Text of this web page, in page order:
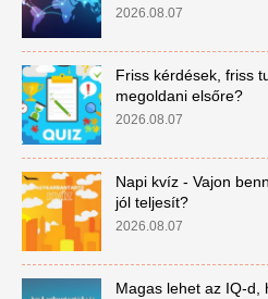
2026.08.07
Friss kérdések, friss
megoldani elsőre?
2026.08.07
Napi kvíz - Vajon
jól teljesít?
2026.08.07
Magas lehet az IQ-d,